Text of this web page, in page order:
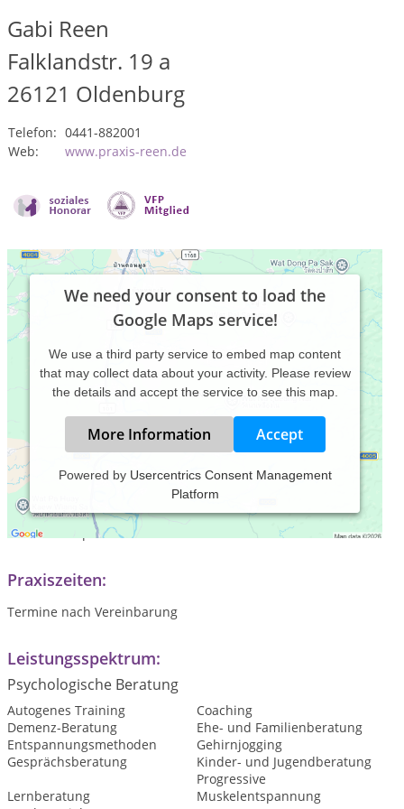
Gabi Reen
Falklandstr. 19 a
26121 Oldenburg
Telefon: 0441-882001
Web:
www.praxis-reen.de
We need your consent to load the
Google Maps service!
We use a third party service to embed map content
that may collect data about your activity. Please review
the details and accept the service to see this map.
More Information Accept
Powered by Usercentrics Consent Management
Platform
Ich berate meine Klient:innen nach dem ganzheitlich-
humanistischen Menschenbild der integrativen
Gestalttherapie.
Praxiszeiten:
Termine nach Vereinbarung
Leistungsspektrum:
Psychologische Beratung
Autogenes Training
Coaching
Demenz-Beratung
Ehe- und Familienberatung
Entspannungsmethoden
Gehirnjogging
Gesprächsberatung
Kinder- und Jugendberatung
Lernberatung
Progressive
Muskelentspannung